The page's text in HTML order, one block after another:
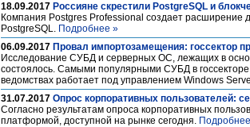
18.09.2017 Россияне скрестили PostgreSQL и
Компания Postgres Professional создает
PostgreSQL. Подробнее »
06.09.2017 Провал импортозамещения: госсектор
Исследование СУБД и серверных ОС, лежащих в
состоялось. Самыми популярными СУБД в
ведомствах работает под управлением Windows
31.07.2017 Опрос корпоративных пользователей:
Согласно результатам опроса корпоративных
платформой, доступной на рынке сегодня.